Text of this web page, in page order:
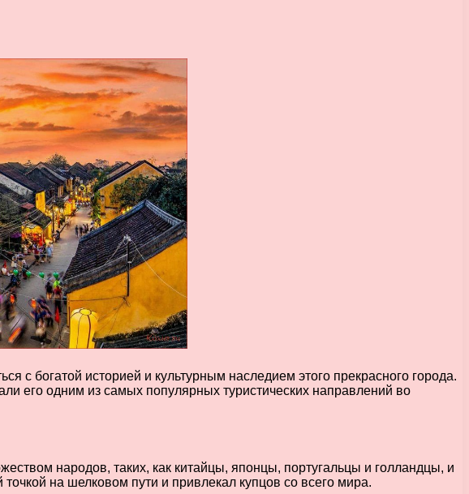
с богатой историей и культурным наследием этого прекрасного города.
его одним из самых популярных туристических направлений во
народов, таких, как китайцы, японцы, португальцы и голландцы, и
на шелковом пути и привлекал купцов со всего мира.